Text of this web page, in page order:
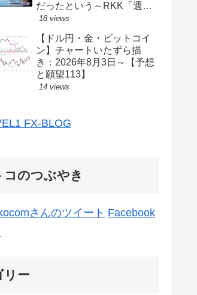
だったという～RKK「週刊
山崎くん」より
18 views
【ドル円・金・ビットコイ
ン】チャートいたずら描
き：2026年8月3日～【予想
と願望113】
14 views
FX-BLOG
コのつぶやき
さんのツイート Facebook
リー